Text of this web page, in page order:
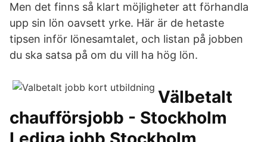
Men det finns så klart möjligheter att förhandla
upp sin lön oavsett yrke. Här är de hetaste
tipsen inför lönesamtalet, och listan på jobben
du ska satsa på om du vill ha hög lön.
Välbetalt
chaufförsjobb - Stockholm